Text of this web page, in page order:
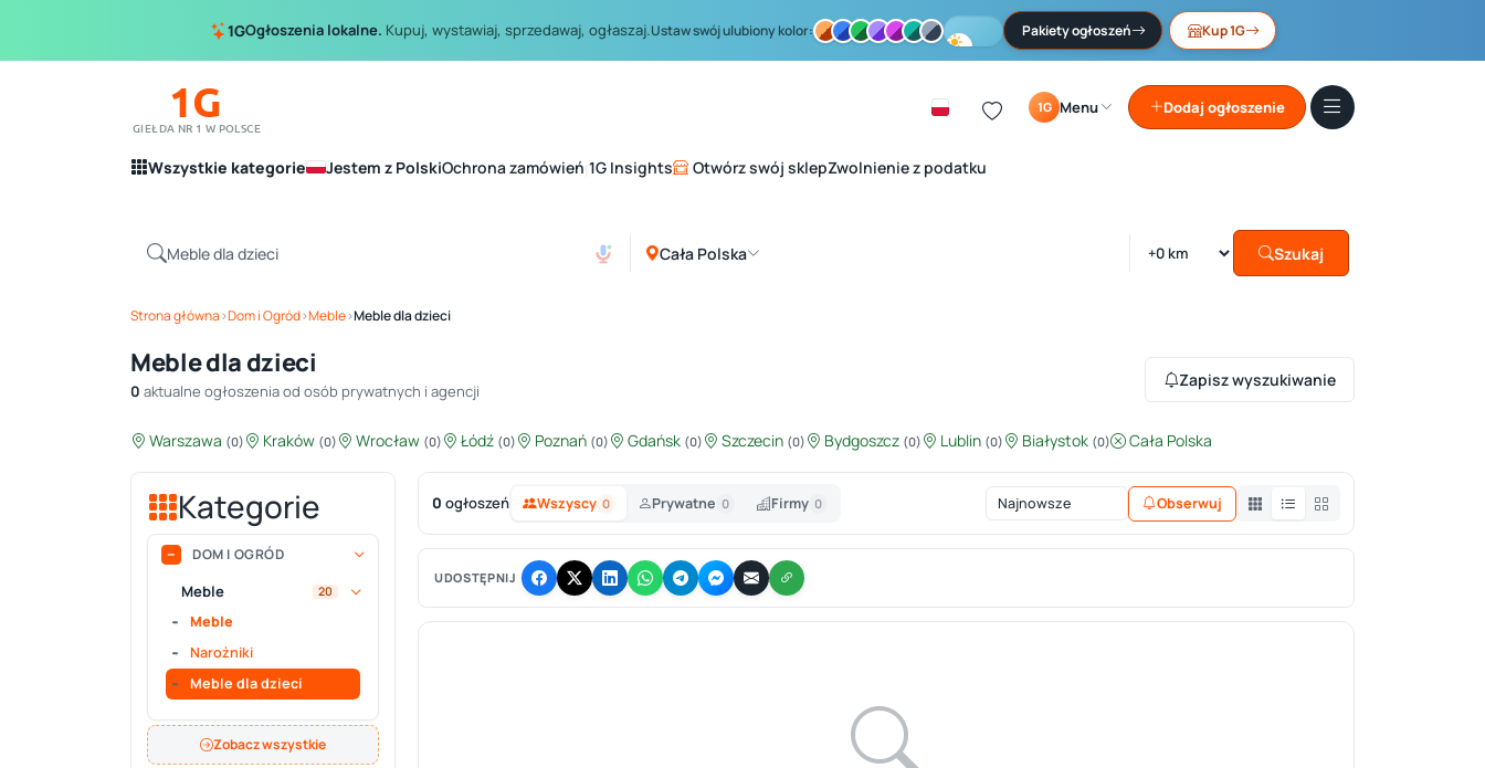
1GOgłoszenia lokalne. Kupuj, wystawiaj, sprzedawaj, ogłaszaj.Ustaw swój ulubiony kolor: Pakiety ogłoszeń Kup 1G
1G
GIEŁDA NR 1 W POLSCE
1G Menu Dodaj ogłoszenie
Wszystkie kategorie Jestem z PolskiOchrona zamówień 1G Insights Otwórz swój sklepZwolnienie z podatku
Cała Polska Szukaj
Strona główna›Dom i Ogród›Meble›Meble dla dzieci
Meble dla dzieci
0 aktualne ogłoszenia od osób prywatnych i agencji
Zapisz wyszukiwanie
Warszawa (0) Kraków (0) Wrocław (0) Łódź (0) Poznań (0) Gdańsk (0) Szczecin (0) Bydgoszcz (0) Lublin (0) Białystok (0) Cała Polska
Kategorie
DOM I OGRÓD
Meble 20
Meble
Narożniki
Meble dla dzieci
Zobacz wszystkie
0 ogłoszeń Wszyscy 0 Prywatne 0 Firmy 0 Obserwuj
UDOSTĘPNIJ